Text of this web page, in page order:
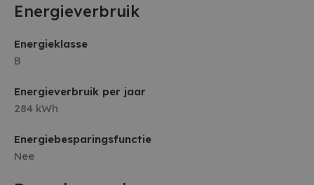
Energieverbruik
Energieklasse
B
Energieverbruik per jaar
284 kWh
Energiebesparingsfunctie
Nee